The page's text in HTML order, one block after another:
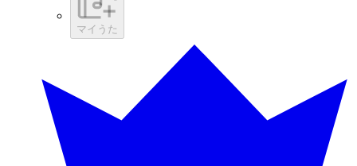
マイうた